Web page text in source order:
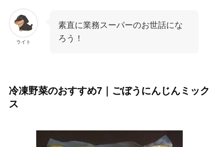
ライト
素直に業務スーパーのお世話にな
ろう！
冷凍野菜のおすすめ7｜ごぼうにんじんミック
ス